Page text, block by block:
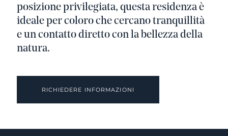
posizione privilegiata, questa residenza è
ideale per coloro che cercano tranquillità
e un contatto diretto con la bellezza della
natura.
RICHIEDERE INFORMAZIONI